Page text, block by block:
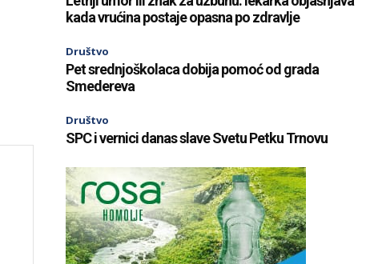
kada vrućina postaje opasna po zdravlje
Društvo
Pet srednjoškolaca dobija pomoć od grada
Smedereva
Društvo
SPC i vernici danas slave Svetu Petku Trnovu